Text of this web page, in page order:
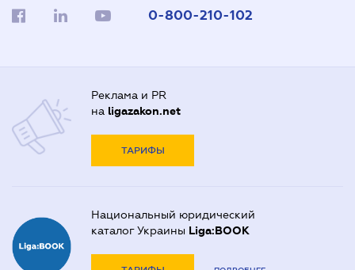
0-800-210-102
Реклама и PR
на ligazakon.net
ТАРИФЫ
Национальный юридический
каталог Украины Liga:BOOK